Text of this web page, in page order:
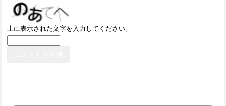
上に表示された文字を入力してください。